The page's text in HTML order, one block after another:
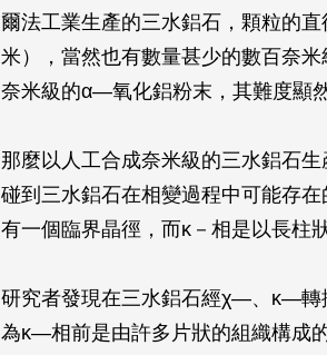
爾法工業生產的三水鋁石，顆粒的
米），當然也有數量甚少的數百奈
奈米級的α—氧化鋁粉末，其難度顯然
那麼以人工合成奈米級的三水鋁石
碰到三水鋁石在相變過程中可能存
有一個臨界晶徑，而κ－相是以長柱
研究者發現在三水鋁石經χ—、κ—
為κ—相前是由許多片狀的組織構成